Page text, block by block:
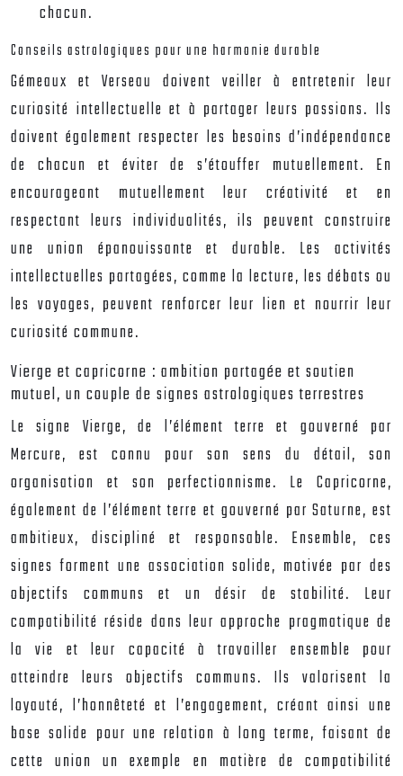
chacun.
Conseils astrologiques pour une harmonie durable
Gémeaux et Verseau doivent veiller à entretenir leur
curiosité intellectuelle et à partager leurs passions. Ils
doivent également respecter les besoins d’indépendance
de chacun et éviter de s’étouffer mutuellement. En
encourageant mutuellement leur créativité et en
respectant leurs individualités, ils peuvent construire
une union épanouissante et durable. Les activités
intellectuelles partagées, comme la lecture, les débats ou
les voyages, peuvent renforcer leur lien et nourrir leur
curiosité commune.
Vierge et capricorne : ambition partagée et soutien
mutuel, un couple de signes astrologiques terrestres
Le signe Vierge, de l’élément terre et gouverné par
Mercure, est connu pour son sens du détail, son
organisation et son perfectionnisme. Le Capricorne,
également de l’élément terre et gouverné par Saturne, est
ambitieux, discipliné et responsable. Ensemble, ces
signes forment une association solide, motivée par des
objectifs communs et un désir de stabilité. Leur
compatibilité réside dans leur approche pragmatique de
la vie et leur capacité à travailler ensemble pour
atteindre leurs objectifs communs. Ils valorisent la
loyauté, l’honnêteté et l’engagement, créant ainsi une
base solide pour une relation à long terme, faisant de
cette union un exemple en matière de compatibilité